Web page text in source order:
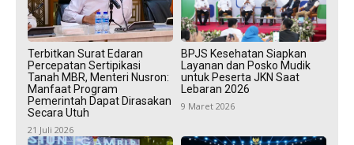
Terbitkan Surat Edaran
Percepatan Sertipikasi
Tanah MBR, Menteri Nusron:
Manfaat Program
Pemerintah Dapat Dirasakan
Secara Utuh
21 Juli 2026
BPJS Kesehatan Siapkan
Layanan dan Posko Mudik
untuk Peserta JKN Saat
Lebaran 2026
9 Maret 2026